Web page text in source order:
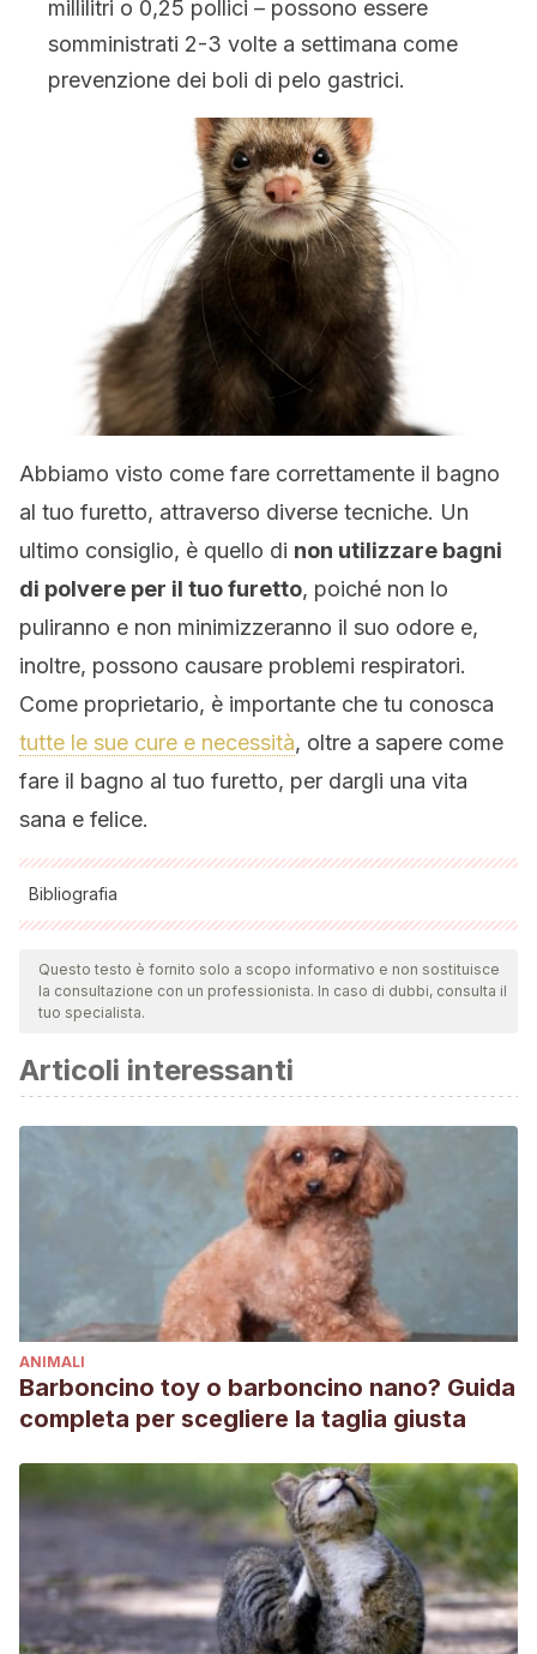
millilitri o 0,25 pollici – possono essere
somministrati 2-3 volte a settimana come
prevenzione dei boli di pelo gastrici.
Abbiamo visto come fare correttamente il bagno
al tuo furetto, attraverso diverse tecniche. Un
ultimo consiglio, è quello di non utilizzare bagni
di polvere per il tuo furetto, poiché non lo
puliranno e non minimizzeranno il suo odore e,
inoltre, possono causare problemi respiratori.
Come proprietario, è importante che tu conosca
tutte le sue cure e necessità, oltre a sapere come
fare il bagno al tuo furetto, per dargli una vita
sana e felice.
Bibliografia
Tutte le fonti citate sono state esaminate a fondo dal nostro
team per garantirne la qualità, l'affidabilità, l'attualità e la
validità. La bibliografia di questo articolo è stata considerata
Animapedia. (2019, 9 septiembre).
https://animapedia.org/animales-terrestres/huron/
Animal Rescue League of Iowa. (s. f.).Enjoying Your Ferret
Recuperado 12 de mayo de 2021, de https://www.arl-
iowa.org/webres/File/Ferrets_Enjoying%20your%20ferret.pdf
Bixler, H., & Ellis, C. (2004). Ferret care and husbandry.
veterinary clinics of North America. Exotic animal
practice
(2), 227–v. https://doi.org/10.1016/j.cvex.2004.02.002
Delic, A. (2021, 4 marzo).Bathing Ferret Guide: Should You
Bathe A Ferret & How Often?
https://friendlyferret.com/bathing-ferrets/
Dumb Friends League. (s. f.).
. Recuperado 12 de mayo
de 2021, de https://www.ddfl.org/resources/ferrets/
Roedores Domésticos. (s. f.).
Cuidados de un hurón
Recuperado 12 de mayo de 2021, de
https://www.roedomesticos.org/hurones/
The American Ferret Association. (s. f.).Frequently Asked
Questions . Recuperado 11 de mayo de 2021, de
Questo testo è fornito solo a scopo informativo e non sostituisce
la consultazione con un professionista. In caso di dubbi, consulta il
tuo specialista.
Articoli interessanti
ANIMALI
Barboncino toy o barboncino nano? Guida
completa per scegliere la taglia giusta